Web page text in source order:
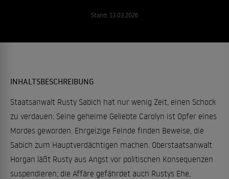
Stand: 13.03.2026
INHALTSBESCHREIBUNG
Staatsanwalt Rusty Sabich hat nur wenig Zeit, einen Schock
zu verdauen: Seine geheime Geliebte Carolyn ist Opfer eines
Mordes geworden. Ehrgeizige Feinde finden Beweise, die
Sabich zum Hauptverdächtigen machen. Oberstaatsanwalt
Horgan läßt Rusty aus Angst vor politischen Konsequenzen
suspendieren; die Affäre gefährdet auch Rustys Ehe,